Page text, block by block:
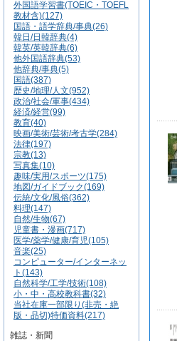
外国語学習書(TOEIC・TOEFL
教材含)(127)
国語・語学辞典/事典(26)
韓日/日韓辞典(4)
韓英/英韓辞典(6)
他外国語辞典(53)
他辞典/事典(5)
国語(387)
歴史/地理/人文(952)
政治/社会/軍事(434)
経済/経営(99)
教育(40)
映画/美術/芸術/考古学(284)
法律(197)
宗教(13)
写真集(10)
趣味/実用/スポーツ(175)
地図/ガイドブック(169)
伝統/文化/風俗(362)
料理(147)
自然/生物(67)
児童書・漫画(717)
医学/薬学/健康/育児(105)
音楽(25)
コンピューター/インターネッ
ト(143)
自然科学/工学/技術(108)
小・中・高校教科書(32)
当社在庫一部限り(非売・絶
版・品切)特価資料(217)
雑誌・新聞